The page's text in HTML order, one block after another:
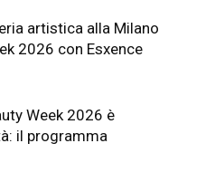
artistica alla Milano
2026 con Esxence
Week 2026 è
il programma